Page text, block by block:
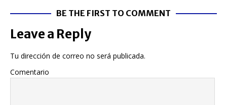
BE THE FIRST TO COMMENT
Leave a Reply
Tu dirección de correo no será publicada.
Comentario